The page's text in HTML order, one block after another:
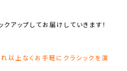
クアップしてお届けしていきます！
以上なくお手軽にクラシックを演